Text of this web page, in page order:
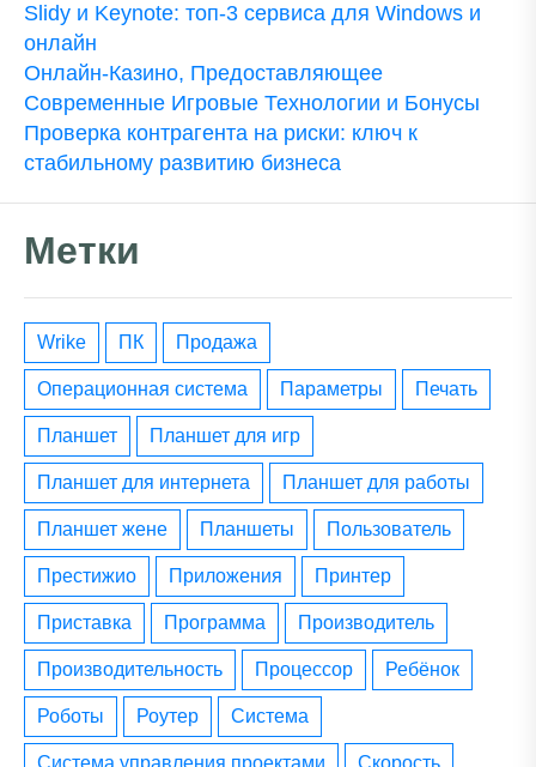
Slidy и Keynote: топ-3 сервиса для Windows и
онлайн
Онлайн-Казино, Предоставляющее
Современные Игровые Технологии и Бонусы
Проверка контрагента на риски: ключ к
стабильному развитию бизнеса
Метки
wrike ПК Продажа
операционная система параметры печать
планшет планшет для игр
планшет для интернета планшет для работы
планшет жене планшеты пользователь
престижио приложения принтер
приставка программа производитель
производительность процессор ребёнок
роботы роутер система
система управления проектами скорость